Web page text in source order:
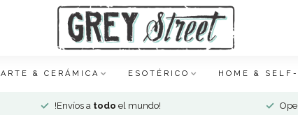
ARTE & CERÁMICA ESOTÉRICO HOME & SELF-
!Envíos a todo el mundo!